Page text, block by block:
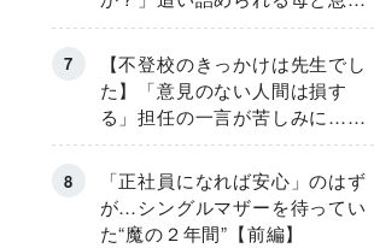
《第６話》
【不登校のきっかけは先生でし
た】「意見のない人間は損す
る」担任の一言が苦しみに…
《第１話》
「正社員になれば安心」のはず
が…シングルマザーを待ってい
た“魔の２年間”【前編】